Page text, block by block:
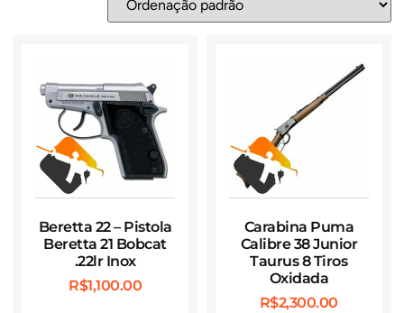
Beretta 22 – Pistola
Beretta 21 Bobcat
.22lr Inox
R$1,100.00
Carabina Puma
Calibre 38 Junior
Taurus 8 Tiros
Oxidada
R$2,300.00